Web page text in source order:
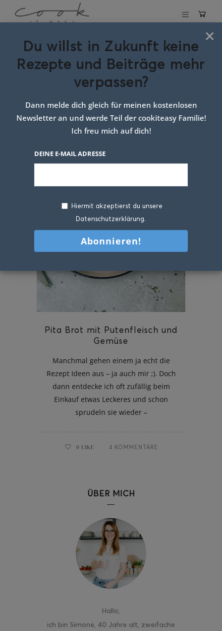
Schlagwort:
gesundes Pita
Brot
Pita Brot mit Putenfleisch und
Gemüse
Manchmal gehen einem ja echt die
Rezept Ideen aus – ja auch mir ;). Doch
dann entdecke ich oft zufällig beim
Einkauf etwas Leckeres und schon
sprudeln sie wieder –
0 LIKE 4 KOMMENTARE
ÜBER MICH
Hallo,
ich bin Simone, 40 Jahre alt, zweifache
×
Du willst in Zukunft keine
Rezepte und Beiträge mehr
verpassen?
Dann melde dich gleich für meinen kostenlosen
Newsletter an und werde Teil der cookiteasy Familie!
Ich freu mich auf dich!
DEINE E-MAIL ADRESSE
Hiermit akzeptierst du unsere
Datenschutzerklärung.